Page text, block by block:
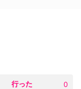
行った 0